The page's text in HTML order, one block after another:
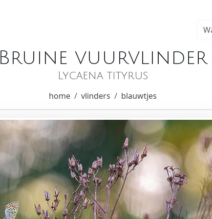
Bruine vuurvlinder
Lycaena tityrus
home vlinders blauwtjes